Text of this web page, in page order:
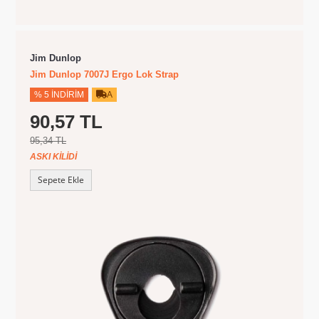
Jim Dunlop
Jim Dunlop 7007J Ergo Lok Strap
% 5 İNDIRIM A
90,57 TL
95,34 TL
ASKI KILIDI
Sepete Ekle